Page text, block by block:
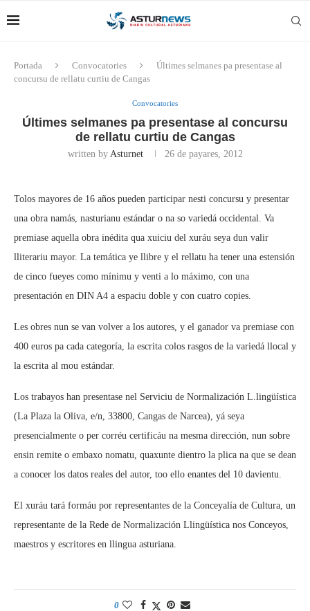
Portada Convocatories
Últimes selmanes pa presentase al
concursu de rellatu curtiu de Cangas
Convocatories
Últimes selmanes pa presentase al concursu
de rellatu curtiu de Cangas
written by Asturnet 26 de payares, 2012
Tolos mayores de 16 años pueden participar nesti concursu y presentar
una obra namás, nasturianu estándar o na so variedá occidental. Va
premiase aquella obra inédita qua xuiciu del xuráu seya dun valir
lliterariu mayor. La temática ye llibre y el rellatu ha tener una estensión
de cinco fueyes como mínimu y venti a lo máximo, con una
presentación en DIN A4 a espaciu doble y con cuatro copies.
Les obres nun se van volver a los autores, y el ganador va premiase con
400 euros pa cada categoría, la escrita colos rasgos de la variedá llocal y
la escrita al mou estándar.
Los trabayos han presentase nel Serviciu de Normalización L.lingüística
(La Plaza la Oliva, e/n, 33800, Cangas de Narcea), yá seya
presencialmente o per corréu certificáu na mesma dirección, nun sobre
ensin remite o embaxo nomatu, quaxunte dientro la plica na que se dean
a conocer los datos reales del autor, too ello enantes del 10 davientu.
El xuráu tará formáu por representantes de la Conceyalía de Cultura, un
representante de la Rede de Normalización Llingüística nos Conceyos,
maestros y escritores en llingua asturiana.
0